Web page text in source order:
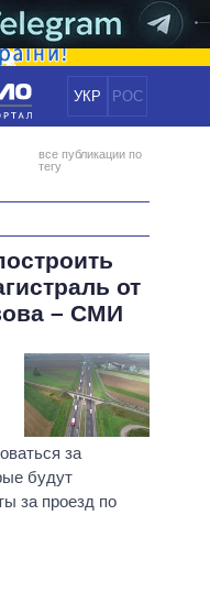
УКР РОС
все публикации по
тегу
от
– СМИ
за
будут
за проезд по